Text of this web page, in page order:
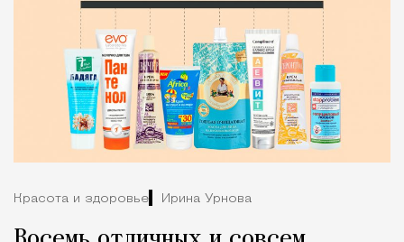
Красота и здоровье Ирина Урнова